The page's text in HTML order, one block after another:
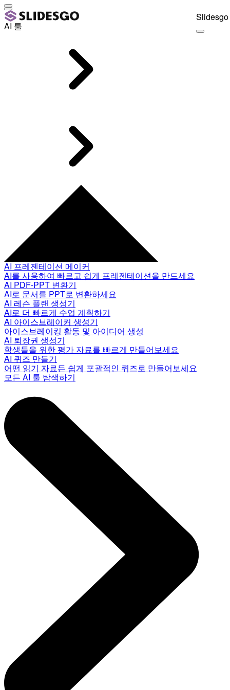
AI 툴
AI 프레젠테이션 메이커
AI를 사용하여 빠르고 쉽게 프레젠테이션을 만드세요
AI PDF-PPT 변환기
AI로 문서를 PPT로 변환하세요
AI 레슨 플랜 생성기
AI로 더 빠르게 수업 계획하기
AI 아이스브레이커 생성기
아이스브레이킹 활동 및 아이디어 생성
AI 퇴장권 생성기
학생들을 위한 평가 자료를 빠르게 만들어보세요
AI 퀴즈 만들기
어떤 읽기 자료든 쉽게 포괄적인 퀴즈로 만들어보세요
모든 AI 툴 탐색하기